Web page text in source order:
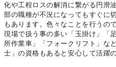
化や工程ロスの解消に繋がる円滑
部の職種が不況になってもすぐに
もあります。色々なことを行うの
現場で扱う事の多い「玉掛け」「
所作業車」「フォークリフト」な
士」の資格もあると安心して活躍